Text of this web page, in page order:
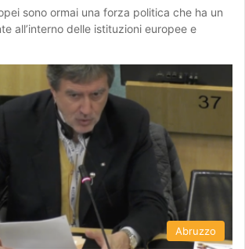
sono ormai una forza politica che ha un
all’interno delle istituzioni europee e
Abruzzo